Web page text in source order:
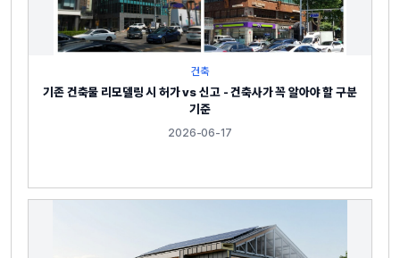
건축
기존 건축물 리모델링 시 허가 vs 신고 - 건축사가 꼭 알아야 할 구분
기준
2026-06-17